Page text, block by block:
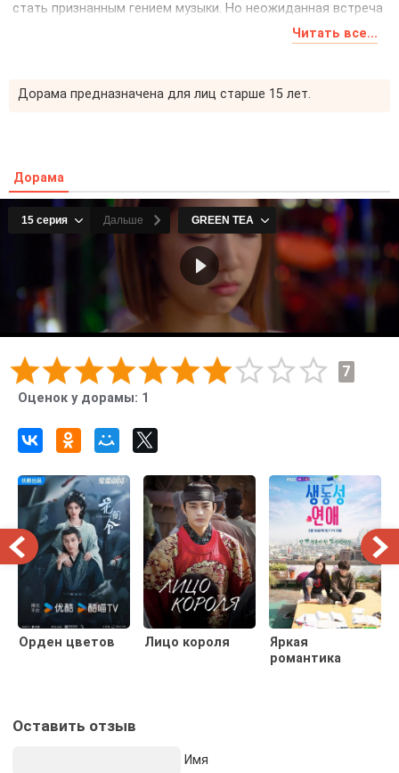
стать признанным гением музыки. Но неожиданная встреча
с Ли Щином на концерте меняет её жизнь. Какие тайны
скрывает Ли Щин и какая роль ему предназначена в жизни
Читать все...
Дорама предназначена для лиц старше 15 лет.
Дорама
7
Оценок у дорамы: 1
Орден цветов Лицо короля
Яркая
романтика
Оставить отзыв
Имя